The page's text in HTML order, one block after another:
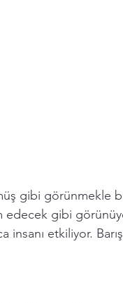
gibi görünmekle
edecek gibi
etkiliyor.